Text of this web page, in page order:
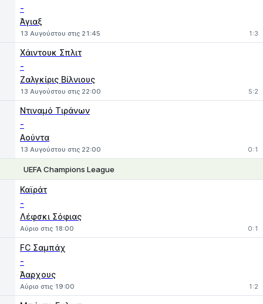
-
Άγιαξ
13 Αυγούστου στις 21:45 1:3
Χάιντουκ Σπλιτ
-
Ζαλγκίρις Βίλνιους
13 Αυγούστου στις 22:00 5:2
Ντιναμό Τιράνων
-
Αούντα
13 Αυγούστου στις 22:00 0:1
UEFA Champions League
Καϊράτ
-
Λέφσκι Σόφιας
Αύριο στις 18:00 0:1
FC Σαμπάχ
-
Άαρχους
Αύριο στις 19:00 1:2